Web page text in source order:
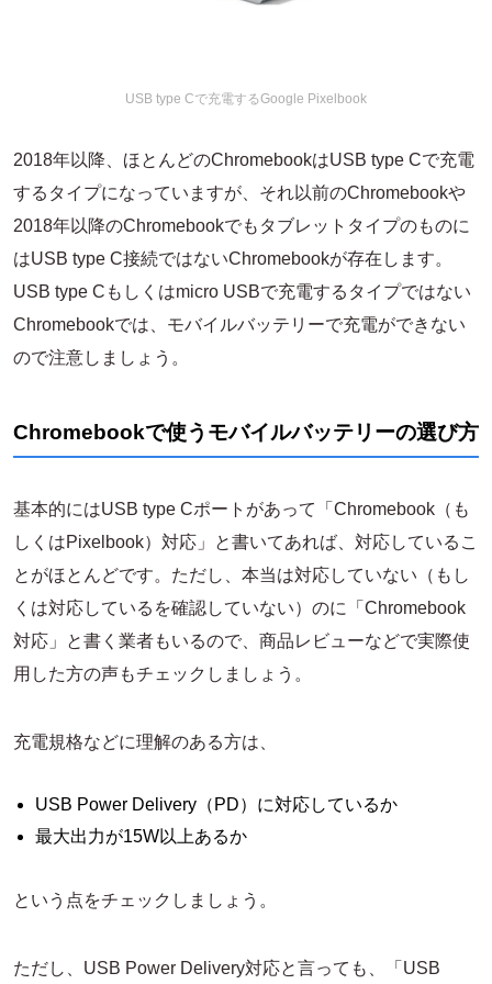
USB type Cで充電するGoogle Pixelbook
2018年以降、ほとんどのChromebookはUSB type Cで充電
するタイプになっていますが、それ以前のChromebookや
2018年以降のChromebookでもタブレットタイプのものに
はUSB type C接続ではないChromebookが存在します。
USB type Cもしくはmicro USBで充電するタイプではない
Chromebookでは、モバイルバッテリーで充電ができない
ので注意しましょう。
Chromebookで使うモバイルバッテリーの選び方
基本的にはUSB type Cポートがあって「Chromebook（も
しくはPixelbook）対応」と書いてあれば、対応しているこ
とがほとんどです。ただし、本当は対応していない（もし
くは対応しているを確認していない）のに「Chromebook
対応」と書く業者もいるので、商品レビューなどで実際使
用した方の声もチェックしましょう。
充電規格などに理解のある方は、
USB Power Delivery（PD）に対応しているか
最大出力が15W以上あるか
という点をチェックしましょう。
ただし、USB Power Delivery対応と言っても、「USB